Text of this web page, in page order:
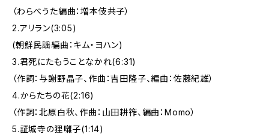
（わらべうた編曲：増本伎共子）
2.アリラン(3:05)
(朝鮮民謡編曲：キム・ヨハン)
3.君死にたもうことなかれ(6:31)
（作詞：与謝野晶子、作曲：吉田隆子、編曲：佐藤紀雄）
4.からたちの花(2:16)
（作詞：北原白秋、作曲：山田耕筰、編曲：Momo）
5.証城寺の狸囃子(1:14)